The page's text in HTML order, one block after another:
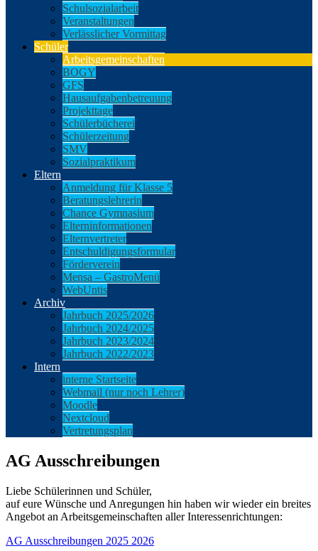
Schulsozialarbeit
Veranstaltungen
Verlässlicher Vormittag
Schüler
Arbeitsgemeinschaften
BOGY
GFS
Hausaufgabenbetreuung
Projekttage
Schülerbücherei
Schülerzeitung
SMV
Sozialpraktikum
Eltern
Anmeldung für Klasse 5
Beratungslehrerin
Chance Gymnasium
Elterninformationen
Elternvertreter
Entschuldigungsformular
Förderverein
Mensa – GastroMenü
WebUntis
Archiv
Jahrbuch 2025/2026
Jahrbuch 2024/2025
Jahrbuch 2023/2024
Jahrbuch 2022/2023
Intern
interne Startseite
Webmail (nur noch Lehrer)
Moodle
Nextcloud
Vertretungsplan
AG Ausschreibungen
Liebe Schülerinnen und Schüler,
auf eure Wünsche und Anregungen hin haben wir wieder ein breites
Angebot an Arbeitsgemeinschaften aller Interessenrichtungen:
AG Ausschreibungen 2025 2026